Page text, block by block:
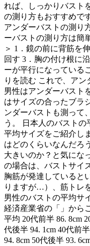
れば、しっかりバスト
の測り方もおすすめで
アンダーバストの測り
ーバストの測り方は簡
＞ 1．鏡の前に背筋を
回す 3．胸の付け根に
ーが平行になっている
りを読む これで、アン
男性はアンダーバスト
はサイズの合ったブラ
ンダーバストも測って
う。 日本人のバスト
平均サイズをご紹介し
はどのくらいなんだろ
大きいのか？と気にな
の場合は、バストサイ
胸筋が発達していると
りますが…）、筋トレ
男性のバストの平均サ
経済産業省の「」から
平均 20代前半 86. 8cm
代後半 94. 1cm 40代前
94. 8cm 50代後半 93.